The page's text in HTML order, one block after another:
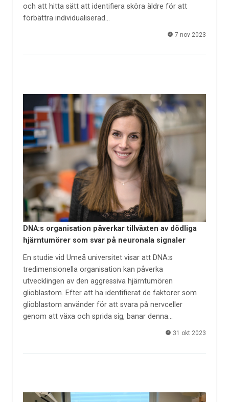
och att hitta sätt att identifiera sköra äldre för att
förbättra individualiserad…
7 nov 2023
DNA:s organisation påverkar tillväxten av dödliga
hjärntumörer som svar på neuronala signaler
En studie vid Umeå universitet visar att DNA:s
tredimensionella organisation kan påverka
utvecklingen av den aggressiva hjärntumören
glioblastom. Efter att ha identifierat de faktorer som
glioblastom använder för att svara på nervceller
genom att växa och sprida sig, banar denna…
31 okt 2023